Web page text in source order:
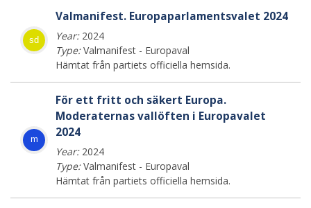
sd
Valmanifest. Europaparlamentsvalet 2024
Year:2024
Type:Valmanifest - Europaval
Hämtat från partiets officiella hemsida.
m
För ett fritt och säkert Europa.
Moderaternas vallöften i Europavalet
2024
Year:2024
Type:Valmanifest - Europaval
Hämtat från partiets officiella hemsida.